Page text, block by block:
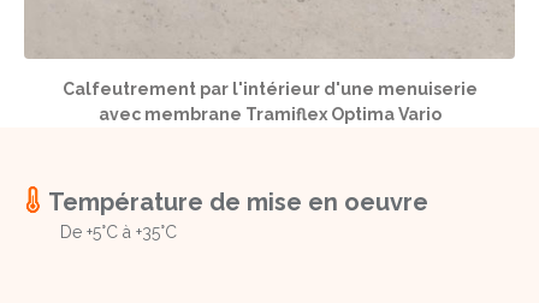
Calfeutrement par l'intérieur d'une menuiserie
avec membrane Tramiflex Optima Vario
Température de mise en oeuvre
De +5°C à +35°C